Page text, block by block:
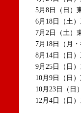
5月8日（日
6月18日（土
7月2日（土）
7月18日（月
8月14日（日
9月25日（日
10月9日（日
10月23日（日
12月4日（日